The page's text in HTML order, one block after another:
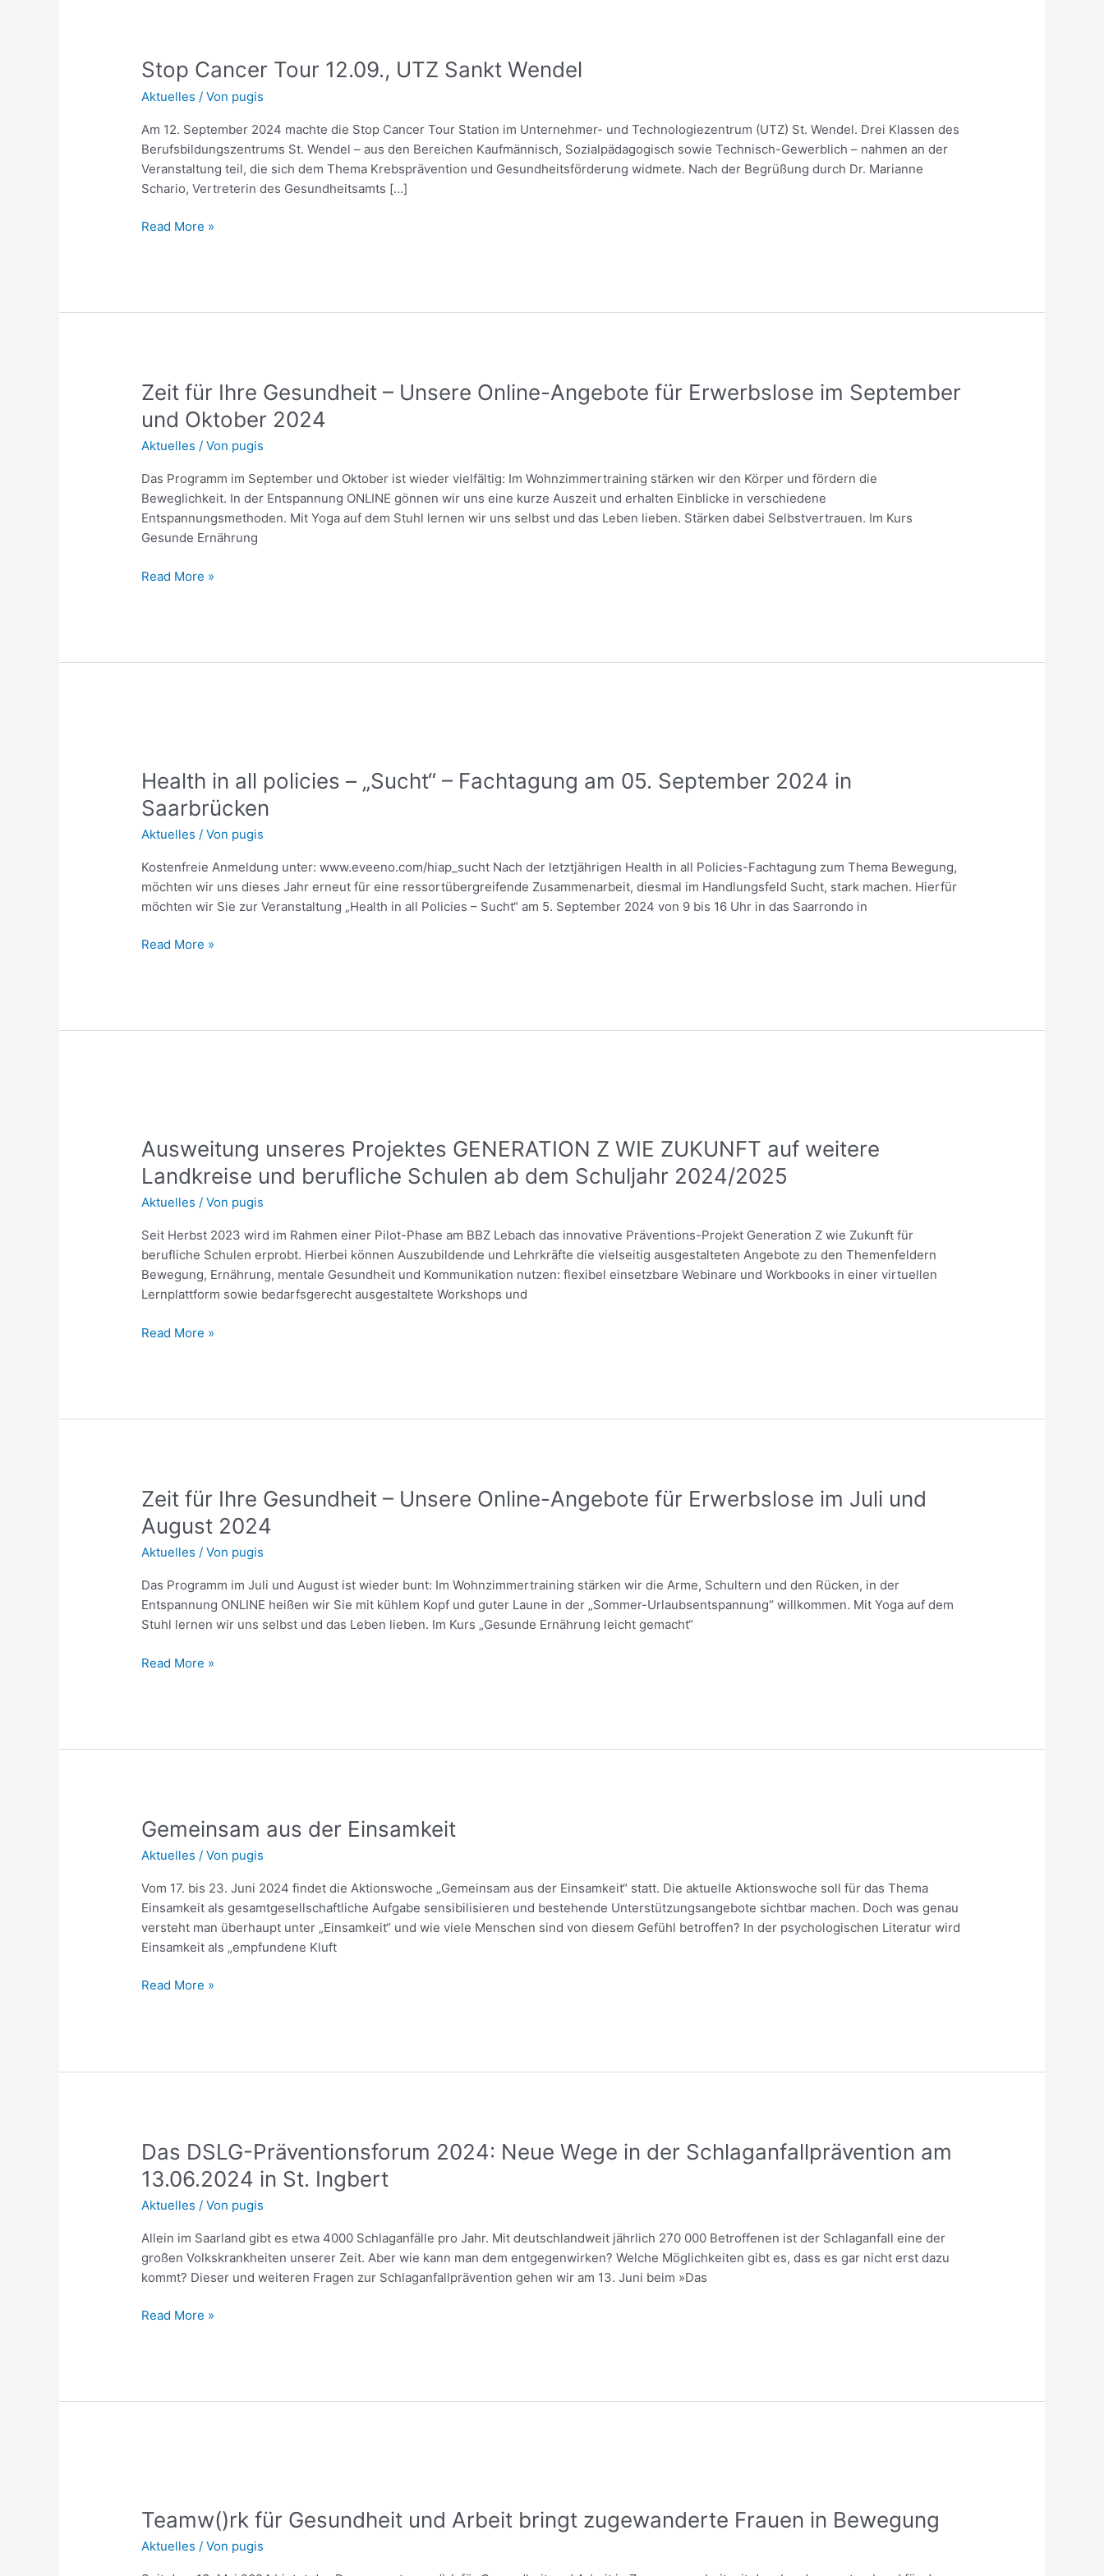
Stop Cancer Tour 12.09., UTZ Sankt Wendel
Aktuelles / Von pugis
Am 12. September 2024 machte die Stop Cancer Tour Station im Unternehmer- und Technologiezentrum (UTZ) St. Wendel. Drei Klassen des
Berufsbildungszentrums St. Wendel – aus den Bereichen Kaufmännisch, Sozialpädagogisch sowie Technisch-Gewerblich – nahmen an der
Veranstaltung teil, die sich dem Thema Krebsprävention und Gesundheitsförderung widmete. Nach der Begrüßung durch Dr. Marianne
Schario, Vertreterin des Gesundheitsamts […]
Tour
12.09.,
UTZ
Sankt
Wendel
Read More »
Zeit für Ihre Gesundheit – Unsere Online-Angebote für Erwerbslose im September
und Oktober 2024
Aktuelles / Von pugis
Das Programm im September und Oktober ist wieder vielfältig: Im Wohnzimmertraining stärken wir den Körper und fördern die
Beweglichkeit. In der Entspannung ONLINE gönnen wir uns eine kurze Auszeit und erhalten Einblicke in verschiedene
Entspannungsmethoden. Mit Yoga auf dem Stuhl lernen wir uns selbst und das Leben lieben. Stärken dabei Selbstvertrauen. Im Kurs
Gesunde Ernährung
Zeit
Ihre
Gesundheit
Unsere
Online-
Angebote
für
im
2024
Read More »
Health in all policies – „Sucht“ – Fachtagung am 05. September 2024 in
Saarbrücken
Aktuelles / Von pugis
Kostenfreie Anmeldung unter: www.eveeno.com/hiap_sucht Nach der letztjährigen Health in all Policies-Fachtagung zum Thema Bewegung,
möchten wir uns dieses Jahr erneut für eine ressortübergreifende Zusammenarbeit, diesmal im Handlungsfeld Sucht, stark machen. Hierfür
möchten wir Sie zur Veranstaltung „Health in all Policies – Sucht“ am 5. September 2024 von 9 bis 16 Uhr in das Saarrondo in
all
policies
–
„Sucht“
Fachtagung
am
05.
2024
Read More »
Ausweitung unseres Projektes GENERATION Z WIE ZUKUNFT auf weitere
Landkreise und berufliche Schulen ab dem Schuljahr 2024/2025
Aktuelles / Von pugis
Seit Herbst 2023 wird im Rahmen einer Pilot-Phase am BBZ Lebach das innovative Präventions-Projekt Generation Z wie Zukunft für
berufliche Schulen erprobt. Hierbei können Auszubildende und Lehrkräfte die vielseitig ausgestalteten Angebote zu den Themenfeldern
Bewegung, Ernährung, mentale Gesundheit und Kommunikation nutzen: flexibel einsetzbare Webinare und Workbooks in einer virtuellen
Lernplattform sowie bedarfsgerecht ausgestaltete Workshops und
Projektes
GENERATION
Z
WIE
auf
weitere
Landkreise
und
Schulen
2024/2025
Read More »
Zeit für Ihre Gesundheit – Unsere Online-Angebote für Erwerbslose im Juli und
August 2024
Aktuelles / Von pugis
Das Programm im Juli und August ist wieder bunt: Im Wohnzimmertraining stärken wir die Arme, Schultern und den Rücken, in der
Entspannung ONLINE heißen wir Sie mit kühlem Kopf und guter Laune in der „Sommer-Urlaubsentspannung“ willkommen. Mit Yoga auf dem
Stuhl lernen wir uns selbst und das Leben lieben. Im Kurs „Gesunde Ernährung leicht gemacht“
Zeit
Ihre
Gesundheit
Unsere
Online-
Angebote
Erwerbslose
August
Read More »
Gemeinsam aus der Einsamkeit
Aktuelles / Von pugis
Vom 17. bis 23. Juni 2024 findet die Aktionswoche „Gemeinsam aus der Einsamkeit“ statt. Die aktuelle Aktionswoche soll für das Thema
Einsamkeit als gesamtgesellschaftliche Aufgabe sensibilisieren und bestehende Unterstützungsangebote sichtbar machen. Doch was genau
versteht man überhaupt unter „Einsamkeit“ und wie viele Menschen sind von diesem Gefühl betroffen? In der psychologischen Literatur wird
Einsamkeit als „empfundene Kluft
Gemeinsam
der
Einsamkeit
Read More »
Das DSLG-Präventionsforum 2024: Neue Wege in der Schlaganfallprävention am
13.06.2024 in St. Ingbert
Aktuelles / Von pugis
Allein im Saarland gibt es etwa 4000 Schlaganfälle pro Jahr. Mit deutschlandweit jährlich 270 000 Betroffenen ist der Schlaganfall eine der
großen Volkskrankheiten unserer Zeit. Aber wie kann man dem entgegenwirken? Welche Möglichkeiten gibt es, dass es gar nicht erst dazu
kommt? Dieser und weiteren Fragen zur Schlaganfallprävention gehen wir am 13. Juni beim »Das
Das
Präventionsforum
2024:
Wege
in
der
am
Ingbert
Read More »
Teamw()rk für Gesundheit und Arbeit bringt zugewanderte Frauen in Bewegung
Aktuelles / Von pugis
Gesundheit
Arbeit